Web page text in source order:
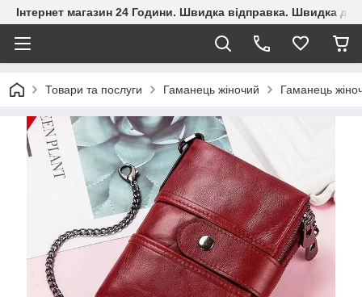
Інтернет магазин 24 Години. Швидка відправка. Швидка
Товари та послуги Гаманець жіночий Гаманець